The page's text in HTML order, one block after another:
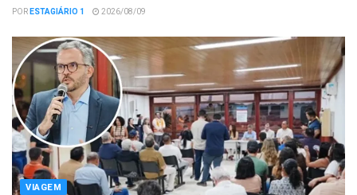
PORESTAGIÁRIO 1 2026/08/09
VIAGEM